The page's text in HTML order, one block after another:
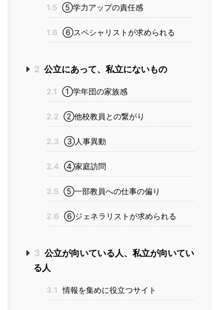
1.5 ⑤学力アップの責任感
1.6 ⑥スペシャリストが求められる
2 公立にあって、私立にないもの
2.1 ①学年団の家族感
2.2 ②他校教員との繋がり
2.3 ③人事異動
2.4 ④家庭訪問
2.5 ⑤一部教員への仕事の偏り
2.6 ⑥ジェネラリストが求められる
3 公立が向いている人、私立が向いてい
る人
3.1 情報を集めに役立つサイト